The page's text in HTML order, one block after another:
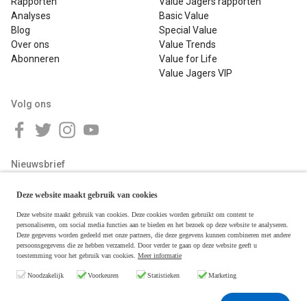
Analyses
Blog
Over ons
Abonneren
Basic Value
Special Value
Value Trends
Value for Life
Value Jagers VIP
Volg ons
Nieuwsbrief
Deze website maakt gebruik van cookies
Deze website maakt gebruik van cookies. Deze cookies worden gebruikt om content te
personaliseren, om social media functies aan te bieden en het bezoek op deze website te analyseren.
Deze gegevens worden gedeeld met onze partners, die deze gegevens kunnen combineren met andere
persoonsgegevens die ze hebben verzameld. Door verder te gaan op deze website geeft u
toestemming voor het gebruik van cookies. Meer informatie
Noodzakelijk Voorkeuren Statistieken Marketing